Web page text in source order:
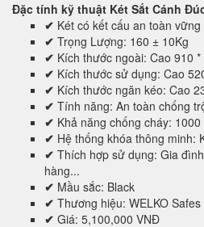
Đặc tính kỹ thuật Két Sắt Cánh
✔ Két có kết cấu an toàn
✔ Trọng Lượng: 160 ± 10Kg
✔ Kích thước ngoài: Cao 910
✔ Kích thước sử dụng: Cao
✔ Kích thước ngăn kéo: Cao
✔ Tính năng: An toàn chống
✔ Khả năng chống cháy: 1000
✔ Hệ thống khóa thông minh:
✔ Thích hợp sử dụng: Gia
hàng...
✔ Mầu sắc: Black
✔ Thương hiệu: WELKO Safes
✔ Giá: 5,100,000 VNĐ